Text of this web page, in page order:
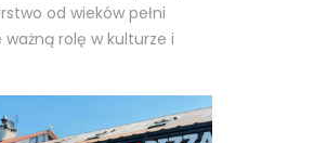
od wieków pełni
ważną rolę w kulturze i